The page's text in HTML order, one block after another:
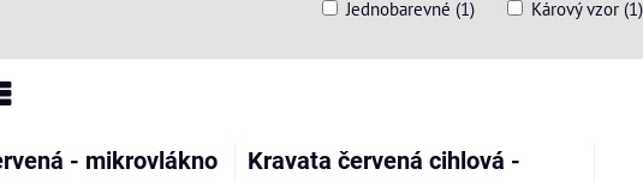
Jednobarevné (1) Kárový vzor (1)
- mikrovlákno
Kravata červená cihlová -